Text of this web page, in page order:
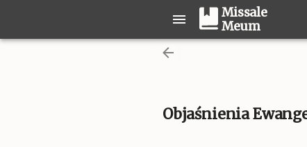
Missale
Meum
Objaśnienia